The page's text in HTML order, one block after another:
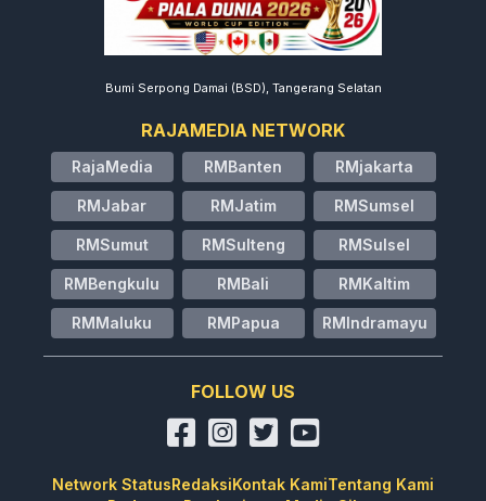
Bumi Serpong Damai (BSD), Tangerang Selatan
RAJAMEDIA NETWORK
RajaMedia RMBanten RMjakarta
RMJabar RMJatim RMSumsel
RMSumut RMSulteng RMSulsel
RMBengkulu RMBali RMKaltim
RMMaluku RMPapua RMIndramayu
FOLLOW US
Network StatusRedaksiKontak KamiTentang Kami